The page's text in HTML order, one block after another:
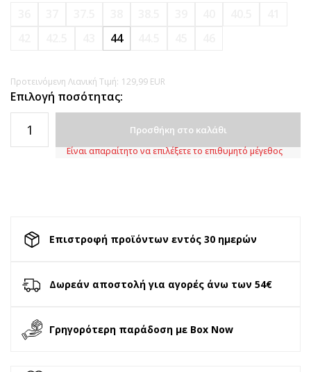
44
Προτεινόμενη Λιανική Τιμή: 129,99 EUR
Επιλογή ποσότητας:
Προσθήκη στο καλάθι
Είναι απαραίτητο να επιλέξετε το επιθυμητό μέγεθος
Επιστροφή προϊόντων εντός 30 ημερών
Δωρεάν αποστολή για αγορές άνω των 54€
Γρηγορότερη παράδοση με Box Now